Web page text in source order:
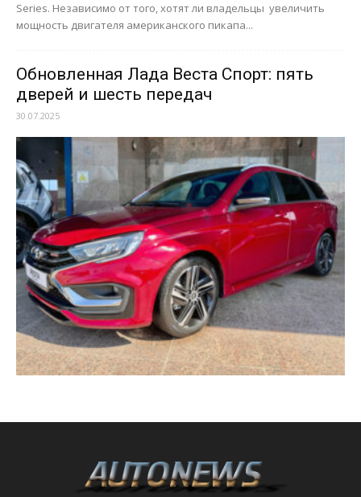
Series. Независимо от того, хотят ли владельцы увеличить
мощность двигателя американского пикапа...
Обновленная Лада Веста Спорт: пять
дверей и шесть передач
30.07.2025